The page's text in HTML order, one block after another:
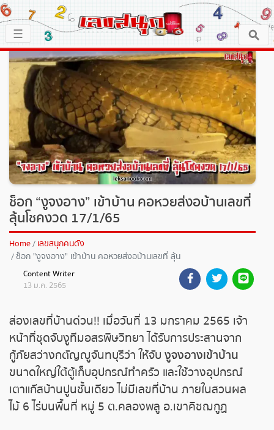
หน้าหลัก
เลขเด็ด
ตรวจเลขสนุก
เลขสนุกมงคล
เลขสนุกคนดัง
เลขสนุกความเชื่อ
หวยสด
ถ่ายทอดสดหวยรัฐบาล
ถ่ายทอดสดหวยออมสิน
ถ่ายทอดสดหวย ธกส.
ถ่ายทอดสดหวยลาว
×
☰
ช็อก “งูจงอาง” เข้าบ้าน คอหวยส่งอบ้านเลขที่
ลุ้นโชคงวด 17/1/65
Home เลขสนุกคนดัง
ช็อก "งูจงอาง" เข้าบ้าน คอหวยส่งอบ้านเลขที่ ลุ้น
โชคงวด 17/1/65
Content Writer
13 ม.ค. 2565
ส่องเลขที่บ้านด่วน!! เมื่อวันที่ 13 มกราคม 2565 เจ้า
หน้าที่ชุดจับงูทีมอสรพิษวิทยา ได้รับการประสานจาก
กู้ภัยสว่างกตัญญูจันทบุรีว่า ให้จับ งูจงอางเข้าบ้าน
ขนาดใหญ่ใต้ตู้เก็บอุปกรณ์ทำครัว และใช้วางอุปกรณ์
เตาแก๊สบ้านปูนชั้นเดียว ไม่มีเลขที่บ้าน ภายในสวนผล
ไม้ 6 ไร่บนพื้นที่ หมู่ 5 ต.คลองพลู อ.เขาคิชฌกูฏ
x ปิดโฆษณา